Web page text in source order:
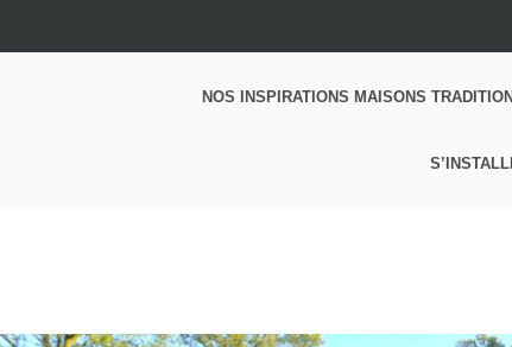
NOS INSPIRATIONS MAISONS